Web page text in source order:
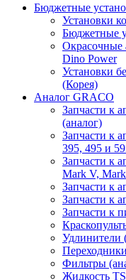
Бюджетные
Установки
Бюджетные
Окрасочные
Dino Power
Установки
(Корея)
Аналог GRACO
Запчасти к
(аналог)
Запчасти к
395, 495 и
Запчасти к
Mark V,
Запчасти к
Запчасти к
Запчасти к
Удлинители
Фильтры
Жидкость